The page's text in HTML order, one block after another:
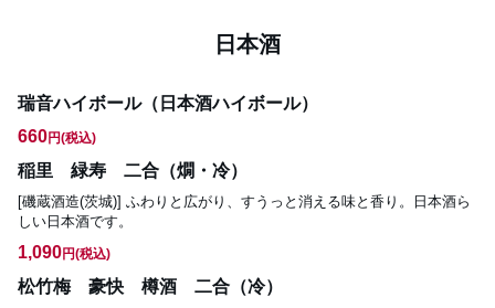
日本酒
瑞音ハイボール（日本酒ハイボール）
660円(税込)
稲里 緑寿 二合（燗・冷）
[磯蔵酒造(茨城)] ふわりと広がり、すうっと消える味と香り。日本酒ら
しい日本酒です。
1,090円(税込)
松竹梅 豪快 樽酒 二合（冷）